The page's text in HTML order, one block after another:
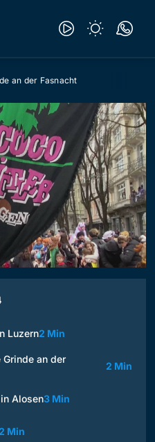
an der Fasnacht
Luzern2 Min
an der
2 Min
Alosen3 Min
Min